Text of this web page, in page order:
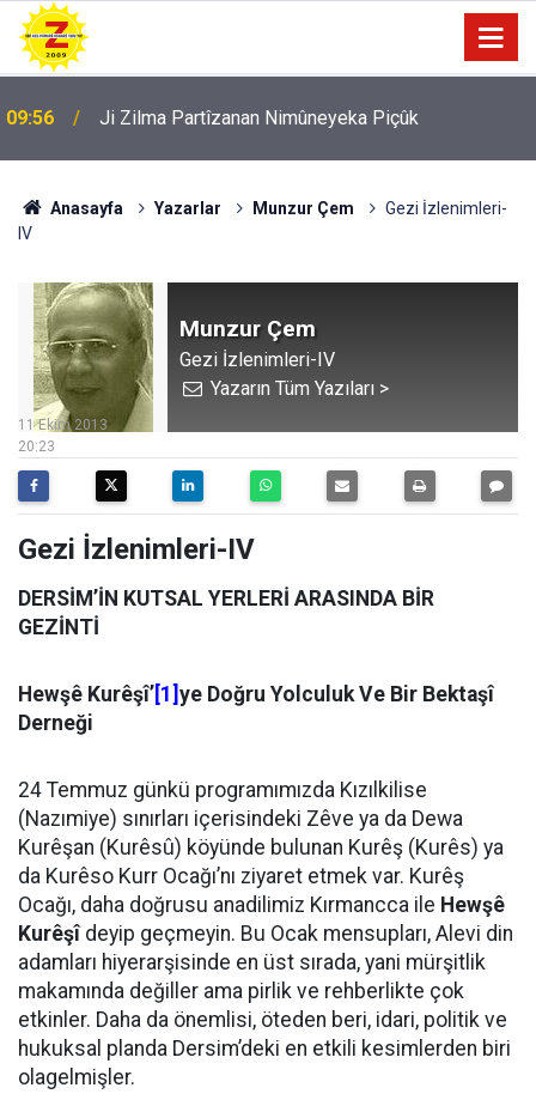
09:56 Ji Zilma Partîzanan Nimûneyeka Piçûk
Anasayfa Yazarlar Munzur Çem
Gezi İzlenimleri-
IV
Munzur Çem
Gezi İzlenimleri-IV
Yazarın Tüm Yazıları >
20:23
11 Ekim 2013
Gezi İzlenimleri-IV
DERSİM’İN KUTSAL YERLERİ ARASINDA BİR
GEZİNTİ
Hewşê Kurêşî’ [1] ye Doğru Yolculuk Ve Bir Bektaşî
Derneği
24 Temmuz günkü programımızda Kızılkilise
(Nazımiye) sınırları içerisindeki Zêve ya da Dewa
Kurêşan (Kurêsû) köyünde bulunan Kurêş (Kurês) ya
da Kurêso Kurr Ocağı’nı ziyaret etmek var. Kurêş
Ocağı, daha doğrusu anadilimiz Kırmancca ile Hewşê
Kurêşîdeyip geçmeyin. Bu Ocak mensupları, Alevi din
adamları hiyerarşisinde en üst sırada, yani mürşitlik
makamında değiller ama pirlik ve rehberlikte çok
etkinler. Daha da önemlisi, öteden beri, idari, politik ve
hukuksal planda Dersim’deki en etkili kesimlerden biri
olagelmişler.